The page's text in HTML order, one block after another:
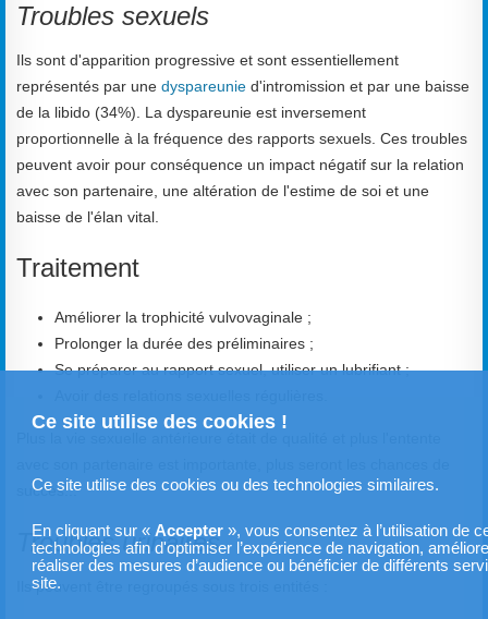
Ce site utilise des cookies !
Ce site utilise des cookies ou des technologies similaires.
En cliquant sur « Accepter», vous consentez à l’utilisation de
technologies afin d'optimiser l’expérience de navigation,
réaliser des mesures d’audience ou bénéficier de différents
site.
Troubles sexuels
Ils sont d'apparition progressive et sont essentiellement
représentés par une dyspareunie d'intromission et par une baisse
de la libido (34%). La dyspareunie est inversement
proportionnelle à la fréquence des rapports sexuels. Ces troubles
peuvent avoir pour conséquence un impact négatif sur la relation
avec son partenaire, une altération de l'estime de soi et une
baisse de l'élan vital.
Traitement
Améliorer la trophicité vulvovaginale ;
Prolonger la durée des préliminaires ;
Se préparer au rapport sexuel, utiliser un lubrifiant ;
succès...
Troubles urinaires
Ils peuvent être regroupés sous trois entités :